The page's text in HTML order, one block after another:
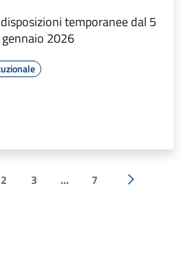
temporanee dal 5
2026
2 3 ... 7 Successiva